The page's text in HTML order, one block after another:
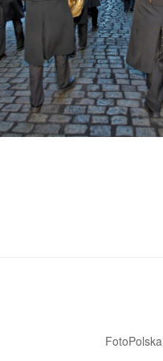
FotoPolska